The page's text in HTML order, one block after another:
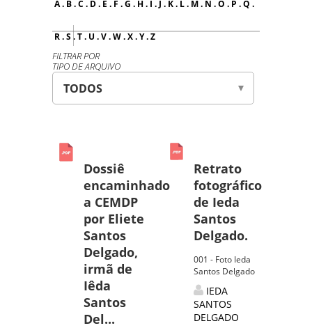
A. B.C . D. E . F .G . H. I . J . K. L. M. N .O . P .Q .
R.S .T. U .V.W.X.Y.Z
FILTRAR POR
TIPO DE ARQUIVO
Dossiê
encaminhado
a CEMDP
por Eliete
Santos
Delgado,
irmã de
Iêda
Santos
Del...
Retrato
fotográfico
de Ieda
Santos
Delgado.
001 - Foto Ieda
Santos Delgado
IEDA
SANTOS
DELGADO